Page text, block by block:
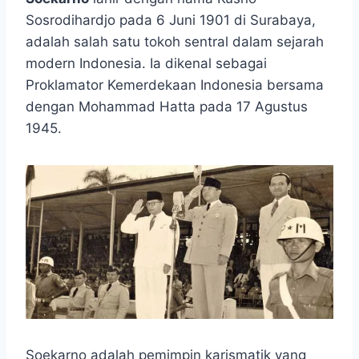
Sosrodihardjo pada 6 Juni 1901 di Surabaya,
adalah salah satu tokoh sentral dalam sejarah
modern Indonesia. Ia dikenal sebagai
Proklamator Kemerdekaan Indonesia bersama
dengan Mohammad Hatta pada 17 Agustus
1945.
Soekarno adalah pemimpin karismatik yang